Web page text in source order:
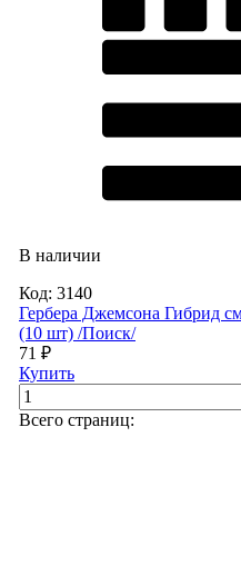
В наличии
Код: 3140
Гербера Джемсона Гибрид
(10 шт) /Поиск/
71 ₽
Купить
Всего страниц: